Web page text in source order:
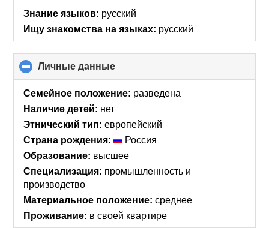
contents
Знание языков: русский
Ищу знакомства на языках: русский
Личные данные
to
collapse
Семейное положение: разведена
Наличие детей: нет
Этнический тип: европейский
Страна рождения:
Россия
Образование: высшее
Специализация: промышленность и
производство
Материальное положение: среднее
Проживание: в своей квартире